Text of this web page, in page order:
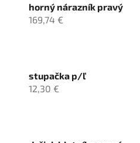
horný nárazník pravý
169,74 €
stupačka p/ľ
12,30 €